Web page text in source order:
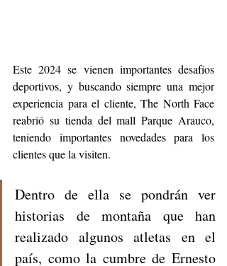
Este 2024 se vienen importantes desafíos
deportivos, y buscando siempre una mejor
experiencia para el cliente, The North Face
reabrió su tienda del mall Parque Arauco,
teniendo importantes novedades para los
clientes que la visiten.
Dentro de ella se pondrán ver
historias de montaña que han
realizado algunos atletas en el
país, como la cumbre de Ernesto